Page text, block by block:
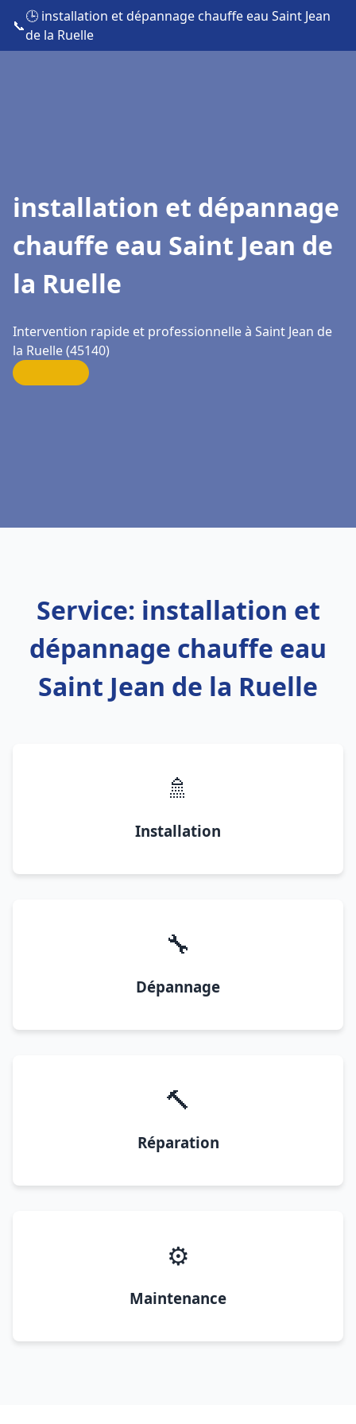
📞
🕒 installation et dépannage chauffe eau Saint Jean
de la Ruelle
installation et dépannage
chauffe eau Saint Jean de
la Ruelle
Intervention rapide et professionnelle à Saint Jean de
la Ruelle (45140)
Service: installation et
dépannage chauffe eau
Saint Jean de la Ruelle
🚿
Installation
🔧
Dépannage
🔨
Réparation
⚙️
Maintenance